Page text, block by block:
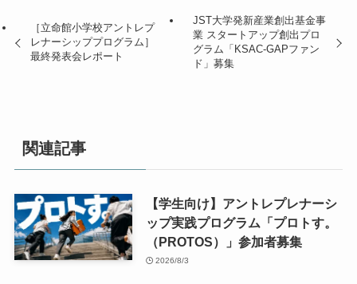
［立命館小学校アントレプ
レナーシッププログラム］
最終発表会レポート
JST大学発新産業創出基金事
業 スタートアップ創出プロ
グラム「KSAC-GAPファン
ド」募集
関連記事
【学生向け】アントレプレナーシ
ップ実践プログラム「プロトす。
（PROTOS）」参加者募集
2026/8/3